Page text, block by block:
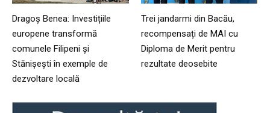
Dragoș Benea: Investițiile
europene transformă
comunele Filipeni și
Stănișești în exemple de
dezvoltare locală
Trei jandarmi din Bacău,
recompensați de MAI cu
Diploma de Merit pentru
rezultate deosebite